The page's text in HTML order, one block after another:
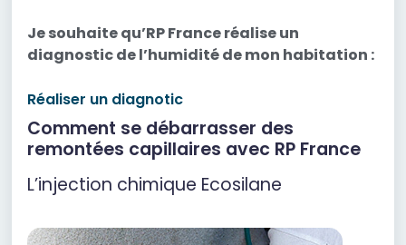
Je souhaite qu’RP France réalise un
diagnostic de l’humidité de mon habitation :
Réaliser un diagnotic
Comment se débarrasser des
remontées capillaires avec RP France
L’injection chimique Ecosilane